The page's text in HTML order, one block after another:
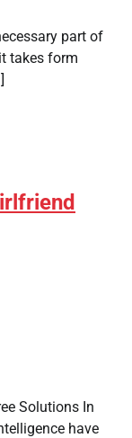
part of
takes form
Solutions In
have